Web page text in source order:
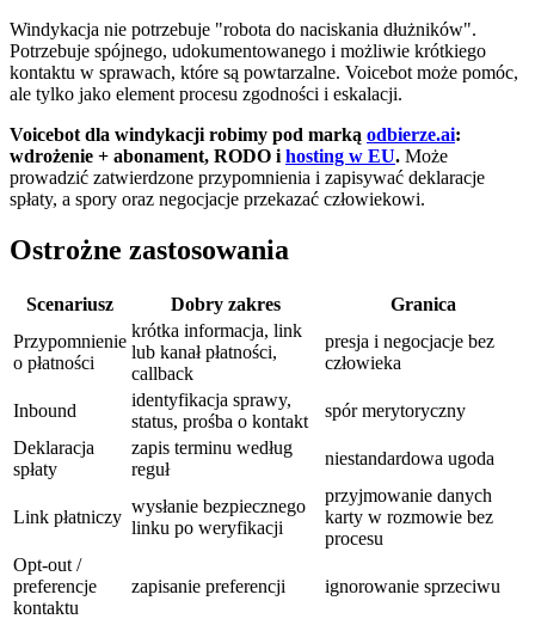
Windykacja nie potrzebuje "robota do naciskania dłużników".
Potrzebuje spójnego, udokumentowanego i możliwie krótkiego
kontaktu w sprawach, które są powtarzalne. Voicebot może pomóc,
ale tylko jako element procesu zgodności i eskalacji.
Voicebot dla windykacji robimy pod marką odbierze.ai:
wdrożenie + abonament, RODO i hosting w EU. Może
prowadzić zatwierdzone przypomnienia i zapisywać deklaracje
spłaty, a spory oraz negocjacje przekazać człowiekowi.
Ostrożne zastosowania
Scenariusz Dobry zakres
Granica
Przypomnienie
o płatności
krótka informacja, link
lub kanał płatności,
callback
presja i negocjacje bez
człowieka
Inbound
identyfikacja sprawy,
status, prośba o kontakt
spór merytoryczny
Deklaracja
spłaty
zapis terminu według
reguł
niestandardowa ugoda
Link płatniczy
wysłanie bezpiecznego
linku po weryfikacji
przyjmowanie danych
karty w rozmowie bez
procesu
Opt-out /
preferencje
kontaktu
zapisanie preferencji ignorowanie sprzeciwu